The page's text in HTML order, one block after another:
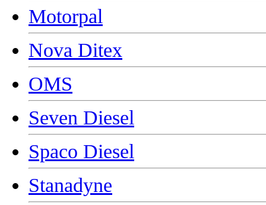
Motorpal
Nova Ditex
OMS
Seven Diesel
Spaco Diesel
Stanadyne